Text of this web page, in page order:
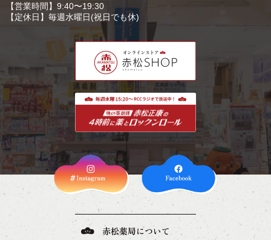
【営業時間】9:40〜19:30
【定休日】毎週水曜日(祝日でも休)
赤松薬局について